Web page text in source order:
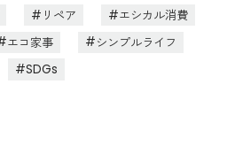
リペア
エシカル消費
エコ家事
シンプルライフ
SDGs